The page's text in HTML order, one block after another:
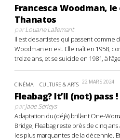
Francesca Woodman,
Thanatos
parLouane Lallemant
Il est des artistes qui passent comme
Woodman en est. Elle naît en 1958,
treize ans, et se suicide en 1981, à
CINÉMA CULTURE & ARTS 22 MARS 2024
Fleabag? It’ll (not) pass !
parJade Serieys
Adaptation du (déjà) brillant One-
Bridge, Fleabag reste près de cinq
les plus marquantes de la décennie.